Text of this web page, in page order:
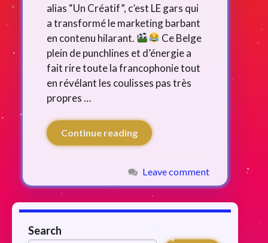
alias “Un Créatif”, c’est LE gars qui
a transformé le marketing barbant
en contenu hilarant.
Ce Belge
plein de punchlines et d’énergie a
fait rire toute la francophonie tout
en révélant les coulisses pas très
propres …
Continue reading
Leave comment
Search